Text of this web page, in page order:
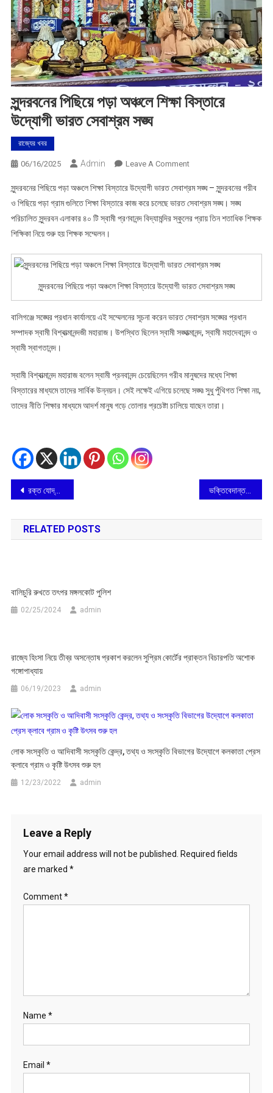
সুন্দরবনের পিছিয়ে পড়া অঞ্চলে শিক্ষা বিস্তারে
উদ্যোগী ভারত সেবাশ্রম সঙ্ঘ
রাজ্যের খবর
06/16/2025 Admin Leave A CommentOn
পিছিয়ে
পড়া
অঞ্চলে
উদ্যোগী
সেবাশ্রম
সঙ্ঘ
সুন্দরবনের পিছিয়ে পড়া অঞ্চলে শিক্ষা বিস্তারে উদ্যোগী ভারত সেবাশ্রম সঙ্ঘ – সুন্দরবনের গরীব
ও পিছিয়ে পড়া গ্রাম গুলিতে শিক্ষা বিস্তারে কাজ করে চলেছে ভারত সেবাশ্রম সঙ্ঘ। সঙ্ঘ
পরিচালিত সুন্দরবন এলাকার ৪০ টি স্বামী প্রণবানন্দ বিদ্যামন্দির স্কুলের প্রায় তিন শতাধিক শিক্ষক
শিক্ষিকা নিয়ে শুরু হয় শিক্ষক সম্মেলন।
সুন্দরবনের পিছিয়ে পড়া অঞ্চলে শিক্ষা বিস্তারে উদ্যোগী ভারত সেবাশ্রম সঙ্ঘ
বালিগঞ্জে সঙ্ঘের প্রধান কার্যালয়ে এই সম্মেলনের সূচনা করেন ভারত সেবাশ্রম সঙ্ঘের প্রধান
সম্পাদক স্বামী বিশ্বাত্মানন্দজী মহারাজ। উপস্থিত ছিলেন স্বামী সঙ্ঘাত্মানন্দ, স্বামী মহাদেবানন্দ ও
স্বামী স্বাগতানন্দ।
স্বামী বিশ্বাত্মানন্দ মহারাজ বলেন স্বামী প্রনবানন্দ চেয়েছিলেন গরীব মানুষদের মধ্যে শিক্ষা
বিস্তারের মাধ্যমে তাদের সার্বিক উন্নয়ন। সেই লক্ষেই এগিয়ে চলেছে সঙ্ঘ৷ সুধু পুঁথিগত শিক্ষা নয়,
তাদের নীতি শিক্ষার মাধ্যমে আদর্শ মানুষ গড়ে তোলার প্রচেষ্টা চালিয়ে যাছেন তারা।
Post
navigation
রক্ত যোদ্ধার জন্মদিনে রক্তদাতা ১০৫ ভক্তিবেদান্ত রিসার্চ সেন্টারের উদ্যোগে শ্রীপদ্মনাভ গোস্বামীর সংগ্রহ দুর্লভ পাণ্ডুলিপি সংরক্ষণ
RELATED POSTS
বালিচুরি রুখতে তৎপর মঙ্গলকোট পুলিশ
02/25/2024 admin
রাজ্যে হিংসা নিয়ে তীব্র অসন্তোষ প্রকাশ করলেন সুপ্রিম কোর্টের প্রাক্তন বিচারপতি অশোক
গঙ্গোপাধ্যায়
06/19/2023 admin
লোক সংস্কৃতি ও আদিবাসী সংস্কৃতি কেন্দ্র, তথ্য ও সংস্কৃতি বিভাগের উদ্যোগে কলকাতা প্রেস
ক্লাবে গ্রাম ও কৃষ্টি উৎসব শুরু হল
12/23/2022 admin
Leave a Reply
Your email address will not be published.
Required fields
are marked *
Comment*
Name *
Email *